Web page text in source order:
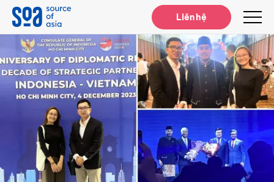
Liên hệ
Notifications